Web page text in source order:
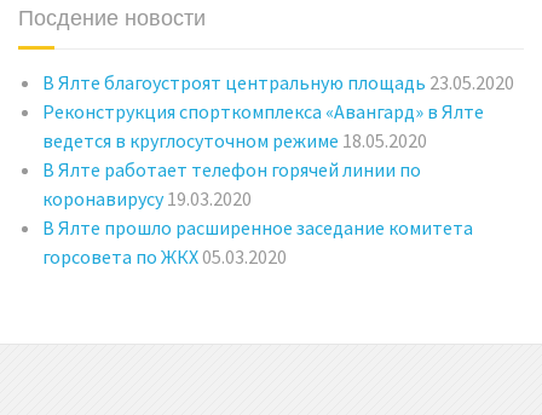
Посдение новости
В Ялте благоустроят центральную площадь 23.05.2020
Реконструкция спорткомплекса «Авангард» в Ялте
ведется в круглосуточном режиме 18.05.2020
В Ялте работает телефон горячей линии по
коронавирусу 19.03.2020
В Ялте прошло расширенное заседание комитета
горсовета по ЖКХ05.03.2020